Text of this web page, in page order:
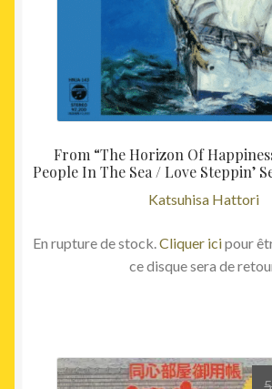
From “The Horizon Of
People In The Sea / Love Steppin’
Katsuhisa Hattori
En rupture de stock.Cliquer icipour
ce disque sera de